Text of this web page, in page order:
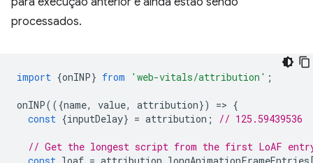
processados.
import {onINP} from 'web-vitals/attribution' ;
onINP(({name, value, attribution}) => {
const {inputDelay} = attribution ; // 125.59439536
// Get the longest script from the first LoAF